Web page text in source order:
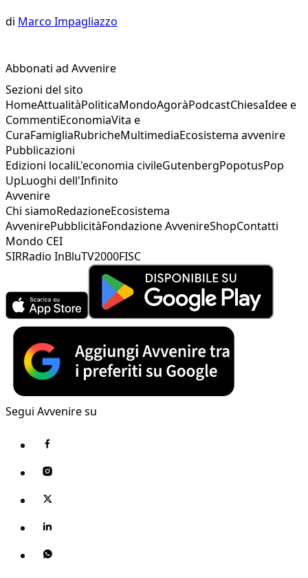
di Marco Impagliazzo
Abbonati ad Avvenire
Sezioni del sito
HomeAttualitàPoliticaMondoAgoràPodcastChiesaIdee e
CommentiEconomiaVita e
CuraFamigliaRubricheMultimediaEcosistema avvenire
Pubblicazioni
Edizioni localiL'economia civileGutenbergPopotusPop
UpLuoghi dell'Infinito
Avvenire
Chi siamoRedazioneEcosistema
AvvenirePubblicitàFondazione AvvenireShopContatti
Mondo CEI
SIRRadio InBluTV2000FISC
Segui Avvenire su